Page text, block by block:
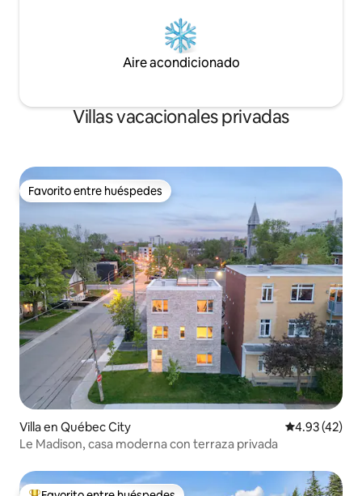
Aire acondicionado
Villas vacacionales privadas
Favorito entre huéspedes
Favorito entre huéspedes
Villa en Québec City Calificación
4.93 (42)
Le Madison, casa moderna con terraza privada